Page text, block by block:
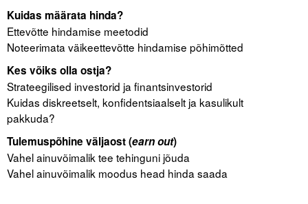
Kuidas määrata hinda?
Ettevõtte hindamise meetodid
Noteerimata väikeettevõtte hindamise põhimõtted
Kes võiks olla ostja?
Strateegilised investorid ja finantsinvestorid
Kuidas diskreetselt, konfidentsiaalselt ja kasulikult
pakkuda?
Tulemuspõhine väljaost (earn out)
Vahel ainuvõimalik tee tehinguni jõuda
Vahel ainuvõimalik moodus head hinda saada